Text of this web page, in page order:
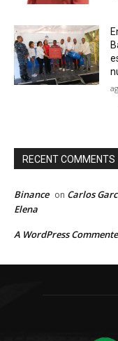
RECENT COMMENTS
Binance on Carlos
Elena
A WordPress